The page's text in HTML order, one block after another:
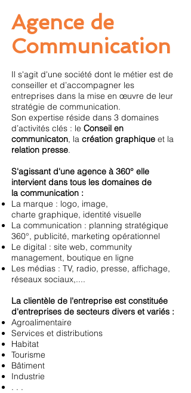
Agence de
Communication
Il s'agit d'une société dont le métier est de
conseiller et d’accompagner les
entreprises dans la mise en œuvre de leur
stratégie de communication.
Son expertise réside dans 3 domaines
d’activités clés : le Conseil en
communicaton, la création graphique et la
relation presse.
S'agissant d'une agence à 360° elle
intervient dans tous les domaines de
la communication :
La marque : logo, image,
charte graphique, identité visuelle
La communication : planning stratégique
360°, publicité, marketing opérationnel
Le digital : site web, community
management, boutique en ligne
Les médias : TV, radio, presse, affichage,
réseaux sociaux,....
La clientèle de l'entreprise est constituée
d'entreprises de secteurs divers et variés :
Agroalimentaire
Services et distributions
Habitat
Tourisme
Bâtiment
Industrie
. . .